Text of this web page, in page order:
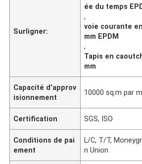
Surligner:
ée du temps
,
voie courante
mm EPDM
,
Tapis en
mm
Capacité d'approv
isionnement
10000 sq.m par
Certification SGS, ISO
Conditions de pai
ement
L/C, T/T,
n Union